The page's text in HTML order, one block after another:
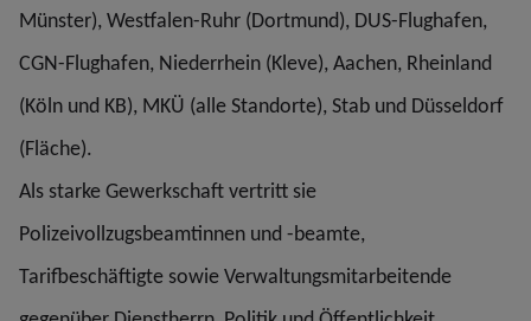
Münster), Westfalen-Ruhr (Dortmund), DUS-Flughafen,
CGN-Flughafen, Niederrhein (Kleve), Aachen, Rheinland
(Köln und KB), MKÜ (alle Standorte), Stab und Düsseldorf
(Fläche).
Als starke Gewerkschaft vertritt sie
Polizeivollzugsbeamtinnen und -beamte,
Tarifbeschäftigte sowie Verwaltungsmitarbeitende